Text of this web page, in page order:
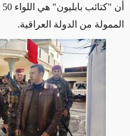
الممولة من الدولة العراقية.